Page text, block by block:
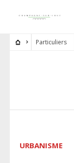
Particuliers
URBANISME